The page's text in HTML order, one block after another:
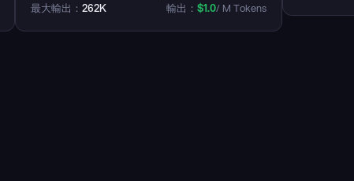
最大輸出： 262K
輸出： $1.0/ M Tokens